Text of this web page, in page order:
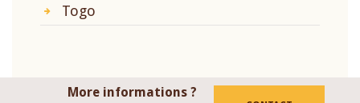
Togo
More informations ?